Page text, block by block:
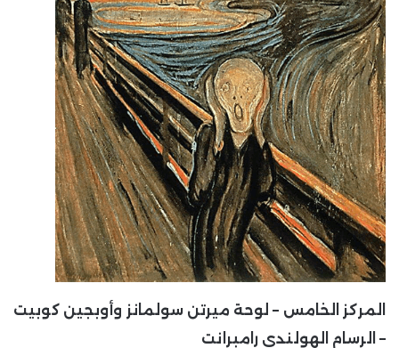
المركز الخامس – لوحة ميرتن سولمانز وأوبجين كوبيت
– الرسام الهولندي رامبرانت